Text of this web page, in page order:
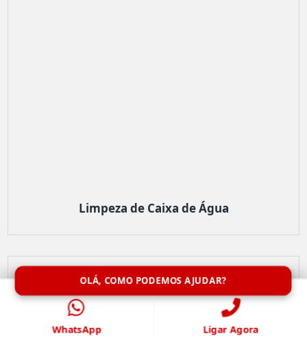
Limpeza de Caixa de Água
OLÁ, COMO PODEMOS AJUDAR?
WhatsApp Ligar Agora